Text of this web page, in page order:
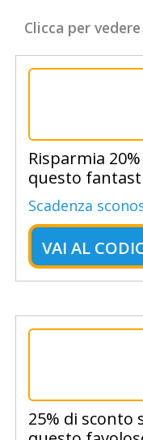
Clicca per
Risparmia
questo
Scadenza
VAI AL
25% di sconto